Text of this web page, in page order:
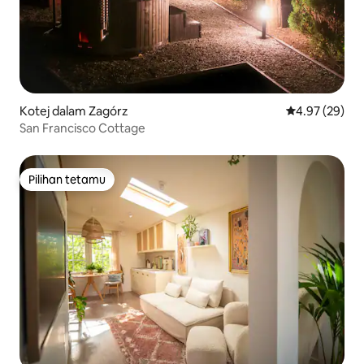
Kotej dalam Zagórz Penarafan
4.97 (29)
San Francisco Cottage
Pilihan tetamu
Pilihan tetamu